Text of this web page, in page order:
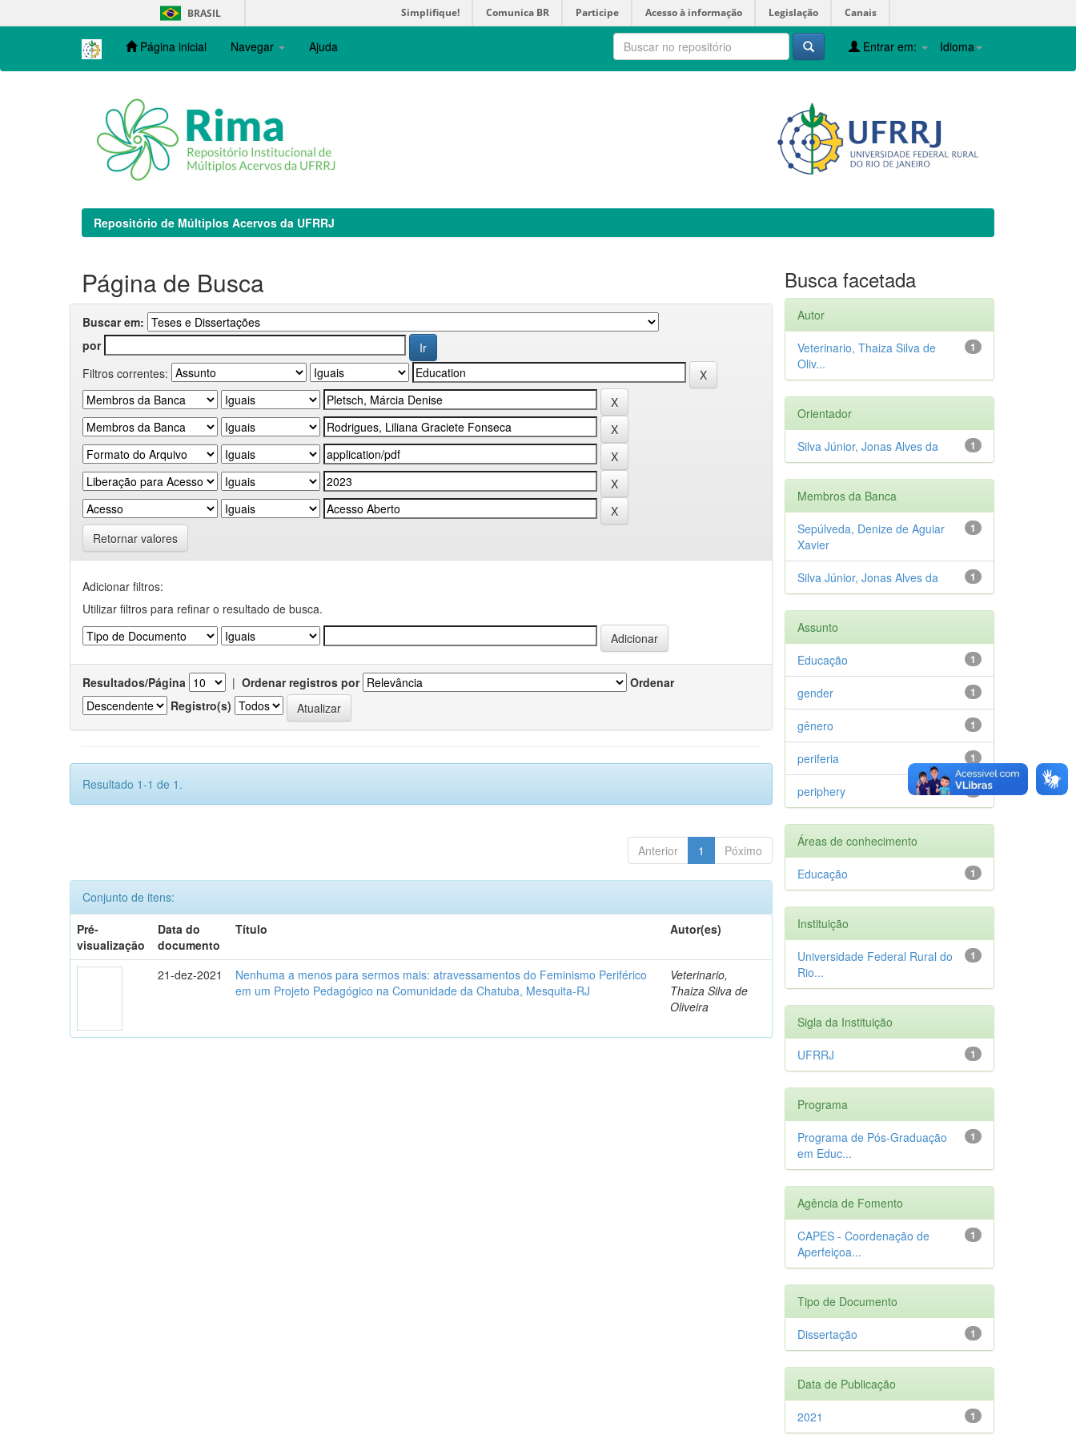
navigation
BRASIL Simplifique! Comunica BR Participe Acesso à informação Legislação Canais
Página inicial Navegar Ajuda Idioma
Entrar em:
Repositório de Múltiplos Acervos da UFRRJ
Página de Busca
Buscar em:
por
Filtros correntes:
Retornar valores
Adicionar filtros:
Utilizar filtros para refinar o resultado de busca.
Resultados/Página | Ordenar registros por
Ordenar
Registro(s)
Resultado 1-1 de 1.
Anterior 1 Póximo
Conjunto de itens:
Pré-
visualização
Data do
documento
Título Autor(es)
21-dez-2021
Nenhuma a menos para sermos mais: atravessamentos do Feminismo Periférico
em um Projeto Pedagógico na Comunidade da Chatuba, Mesquita-RJ
Veterinario,
Thaiza Silva de
Oliveira
Busca facetada
Autor
1
Veterinario, Thaiza Silva de
Oliv...
Orientador
1
Silva Júnior, Jonas Alves da
Membros da Banca
1
Sepúlveda, Denize de Aguiar
Xavier
1
Silva Júnior, Jonas Alves da
Assunto
1
Educação
1
gender
1
gênero
1
periferia
1
periphery
Áreas de conhecimento
1
Educação
Instituição
1
Universidade Federal Rural do
Rio...
Sigla da Instituição
1
UFRRJ
Programa
1
Programa de Pós-Graduação
em Educ...
Agência de Fomento
1
CAPES - Coordenação de
Aperfeiçoa...
Tipo de Documento
1
Dissertação
Data de Publicação
1
2021